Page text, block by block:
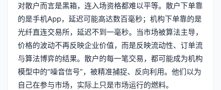
对散户而言是黑箱，连入场资格都难以平等。散户下单靠
的是手机App，延迟可能高达数百毫秒；机构下单靠的是
光纤直连交易所，延迟不到一毫秒。当市场被算法主导，
价格的波动不再反映企业价值，而是反映流动性、订单流
与算法博弈的结果。散户的每一笔交易，都可能成为机构
模型中的“噪音信号”，被精准捕捉、反向利用。他们以为
自己在参与市场，实际上只是市场运行的燃料。